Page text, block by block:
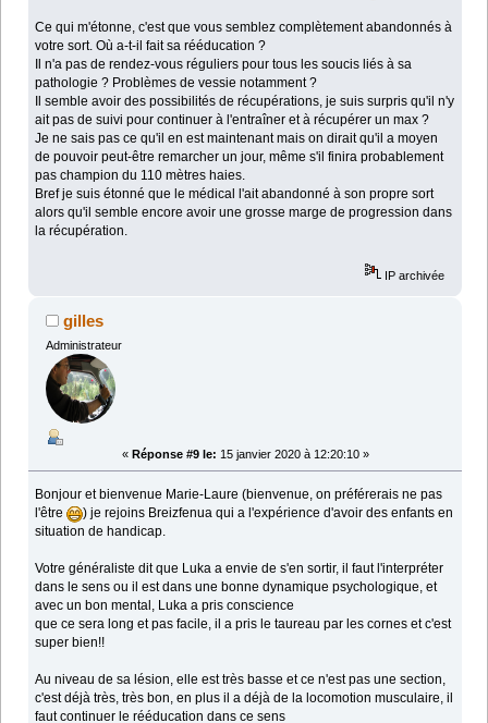
Ce qui m'étonne, c'est que vous semblez complètement abandonnés à
votre sort. Où a-t-il fait sa rééducation ?
Il n'a pas de rendez-vous réguliers pour tous les soucis liés à sa
pathologie ? Problèmes de vessie notamment ?
Il semble avoir des possibilités de récupérations, je suis surpris qu'il n'y
ait pas de suivi pour continuer à l'entraîner et à récupérer un max ?
Je ne sais pas ce qu'il en est maintenant mais on dirait qu'il a moyen
de pouvoir peut-être remarcher un jour, même s'il finira probablement
pas champion du 110 mètres haies.
Bref je suis étonné que le médical l'ait abandonné à son propre sort
alors qu'il semble encore avoir une grosse marge de progression dans
la récupération.
IP archivée
gilles
Administrateur
« Réponse #9 le: 15 janvier 2020 à 12:20:10 »
Bonjour et bienvenue Marie-Laure (bienvenue, on préférerais ne pas
l'être
) je rejoins Breizfenua qui a l'expérience d'avoir des enfants en
situation de handicap.
Votre généraliste dit que Luka a envie de s'en sortir, il faut l'interpréter
dans le sens ou il est dans une bonne dynamique psychologique, et
avec un bon mental, Luka a pris conscience
que ce sera long et pas facile, il a pris le taureau par les cornes et c'est
super bien!!
Au niveau de sa lésion, elle est très basse et ce n'est pas une section,
c'est déjà très, très bon, en plus il a déjà de la locomotion musculaire, il
faut continuer le rééducation dans ce sens